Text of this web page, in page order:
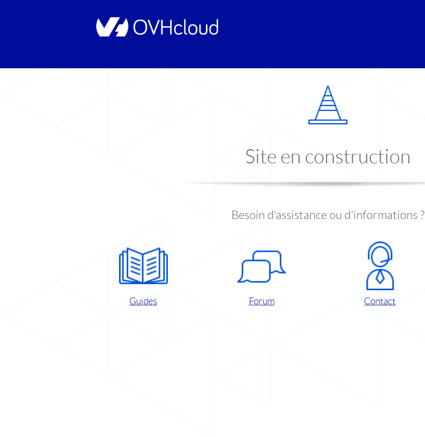
Site en construction
Besoin d'assistance ou d'informations ?
Guides Forum Contact